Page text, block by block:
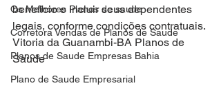
Os Melhores Planos de saude
Corretora Vendas de Planos de Saude
Planos de Saude Empresas Bahia
Plano de Saude Empresarial
benefício e incluir seus dependentes
legais, conforme condições contratuais.
Vitoria da Guanambi-BA Planos de
Saude